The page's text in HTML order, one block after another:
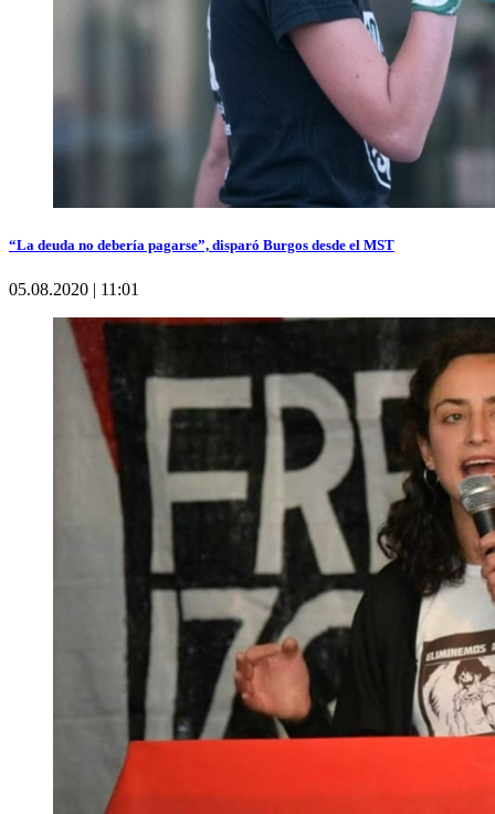
“La deuda no debería pagarse”, disparó Burgos desde el MST
05.08.2020 | 11:01